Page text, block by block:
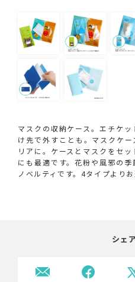
マスクの収納ケース。エチケ
け先で外すことも。マスクケ
リアに。ケースとマスクをセ
にも最適です。花粉や風邪の
ノベルティです。4タイプよりお
シェ